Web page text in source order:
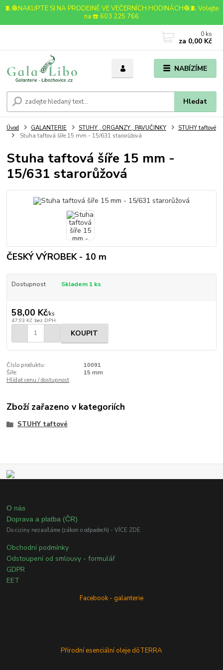
🧵🧶NAKUPTE SI NA PRODEJNĚ VE VEČERNÍCH HODINÁCH🧶🧵 Volejte
na ☎️ 603 225 766
NABÍZÍME
Hledat
0 ks
za 0,00 Kč
Úvod GALANTERIE STUHY , ORGANZY , PAVUČINKY
STUHY taftové
Stuha taftová šíře 15 mm - 15/631 starorůžová
Stuha taftová šíře 15 mm -
15/631 starorůžová
ČESKÝ VÝROBEK - 10 m
Dostupnost Skladem 1 ks
58,00 Kč/ks
47,93 Kč bez DPH
KOUPIT
Číslo produktu:
10091
Šíře:
15 mm
Hlídat cenu / dostupnost
Zboží zařazeno v kategoriích
STUHY taftové
O nás
Doprava a platba (ČR)
Do ciziny nezasíláme (zákon o odpadech) - VÍCE ZDE
Obchodní podmínky
Odstoupení od smlouvy - formulář
GDPR
EET
Facebook - galanterie
Přírodní esenciální oleje dōTERRA